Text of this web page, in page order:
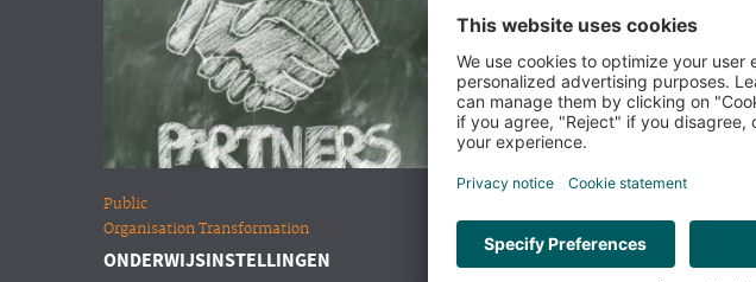
Public
Organisation Transformation
ONDERWIJSINSTELLINGEN
People Analytics
MULTINATIONAL CHEMIESECTOR